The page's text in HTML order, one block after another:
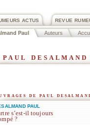
REVUE
ACTUS
Paul Auteurs
paul desalmand
de paul
PAUL
s’est-il toujours
?